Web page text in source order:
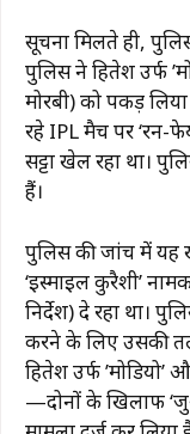
सूचना मिलते ही,
पुलिस ने हितेश उर्फ
मोरबी) को पकड़
रहे IPL मैच पर ‘रन-
सट्टा खेल रहा था।
हैं।
पुलिस की जांच में यह
‘इस्माइल कुरैशी’
निर्देश) दे रहा था।
करने के लिए उसकी
हितेश उर्फ
—दोनों के खिलाफ